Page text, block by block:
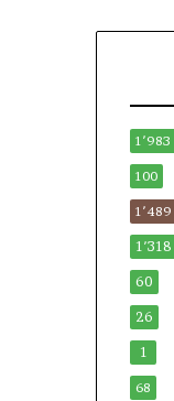
1٬983
100
1٬489
1٬318
60
26
1
68